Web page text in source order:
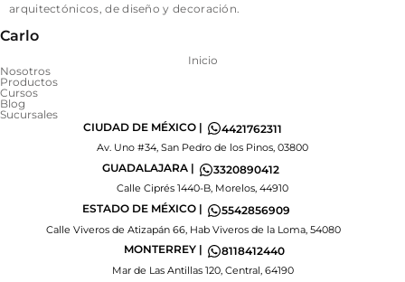
arquitectónicos, de diseño y decoración.
Carlo
Inicio
Nosotros
Productos
Cursos
Blog
Sucursales
CIUDAD DE MÉXICO |
4421762311
Av. Uno #34, San Pedro de los Pinos, 03800
GUADALAJARA | 3320890412
Calle Ciprés 1440-B, Morelos, 44910
ESTADO DE MÉXICO | 5542856909
Calle Viveros de Atizapán 66, Hab Viveros de la Loma, 54080
MONTERREY | 8118412440
Mar de Las Antillas 120, Central, 64190